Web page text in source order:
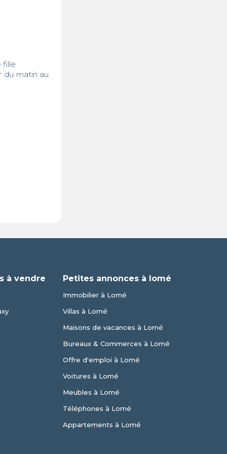
fille
du matin au
à vendre Petites annonces à lomé
Immobilier à Lomé
Villas à Lomé
Maisons de vacances à Lomé
Bureaux & Commerces à Lomé
Offre d'emploi à Lomé
Voitures à Lomé
Meubles à Lomé
Téléphones à Lomé
Appartements à Lomé